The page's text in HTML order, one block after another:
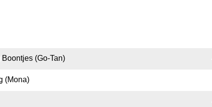
(Go-Tan)
(Mona)